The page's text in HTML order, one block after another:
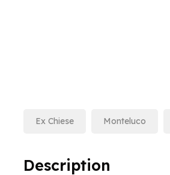
Ex Chiese Monteluco
Description